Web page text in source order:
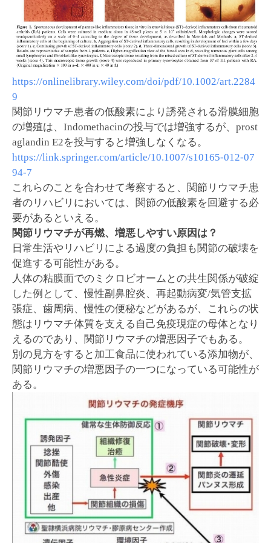
https://onlinelibrary.wiley.com/doi/pdf/10.1002/art.2284
9
関節リウマチ患者の低酸素により誘発される滑膜細胞
の増殖は、Indomethacinの投与では増強するが、prost
aglandin E2を投与すると増強しなくなる。
https://link.springer.com/article/10.1007/s10165-012-07
94-7
これらのことを合わせて考察すると、関節リウマチ患
者のリハビリにおいては、関節の低酸素を回避する必
要があるといえる。
関節リウマチが再燃、増悪しやすい原因は？
日常生活やリハビリによる過度の負担も関節の破壊を
促進する可能性がある。
人体の粘膜面でのミクロビオームとの共生関係が破綻
した例として、慢性副鼻腔炎、再起動病変/気管支拡
張症、歯周病、慢性の便秘などがあるが、これらの状
態はリウマチ体質を支える自己免疫現症の母体となり
えるのであり、関節リウマチの増悪因子でもある。
別の見方をすると加工食品に使われている添加物が、
関節リウマチの増悪因子の一つになっている可能性が
ある。